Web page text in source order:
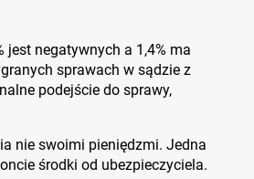
jest negatywnych a 1,4% ma
sprawach w sądzie z
podejście do sprawy,
nie swoimi pieniędzmi. Jedna
środki od ubezpieczyciela.